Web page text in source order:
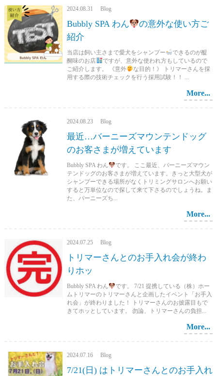
2024.08.31 Blog
Bubbly SPA わん
の意外な使い方ご
紹介
当店は飼い主さまで愛犬をシャンプー
できるのが醍
醐味のお店
ですが、意外な使われ方もしているので
ご紹介します。 《意外
な目的！》 トリマーさんを採
用する際の技術チェックを行う採用試験！！ ...
More...
2024.08.23 Blog
最近…バーニーズマウンテンドッグ
のお客さまが増えています
Bubbly SPA わん
です。 ここ最近、バーニーズマウン
テンドッグのお客さまが増えています。きっと大型犬が
シャンプーできる場所がなくトリミングサロンへお願い
すると万単位なので探して来て下さるのでしょうね。ま
た、バーニーズち...
More...
2024.07.25 Blog
トリマーさんとのお手入れ会が終わ
りホッ
Bubbly SPA わん
です。 7/21 提携している（株）ホー
ムトリマーのトリマーさんと企画したイベント「お手入
れ会」が終わりました！ トリマーさんのお披露目もで
きてホッとしています。 勿論、トリマーさんの負担...
More...
2024.07.16 Blog
7/21(日) はトリマーさんとのお手入れ